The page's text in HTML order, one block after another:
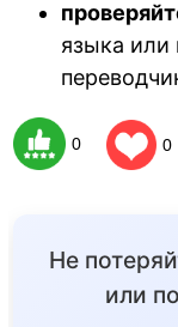
языка или
0 0
Не
или